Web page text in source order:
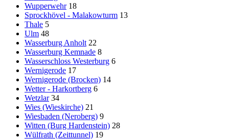
Wupperwehr 18
Sprockhövel - Malakowturm 13
Thale 5
Ulm 48
Wasserburg Anholt 22
Wasserburg Kemnade 8
Wasserschloss Westerburg 6
Wernigerode 17
Wernigerode (Brocken) 14
Wetter - Harkortberg 6
Wetzlar 34
Wies (Wieskirche) 21
Wiesbaden (Neroberg) 9
Witten (Burg Hardenstein) 28
Wülfrath (Zeittunnel) 19